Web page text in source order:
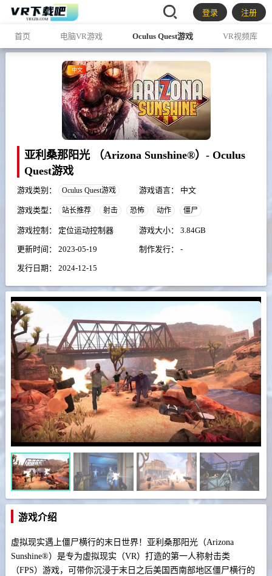
登录 注册
首页 电脑VR游戏 Oculus Quest游戏 VR视频库
中文
亚利桑那阳光 （Arizona Sunshine®）- Oculus
Quest游戏
游戏类别： Oculus Quest游戏 游戏语言： 中文
游戏类型： 站长推荐 射击 恐怖 动作 僵尸
游戏控制： 定位运动控制器 游戏大小： 3.84GB
更新时间： 2023-05-19 制作发行： -
发行日期： 2024-12-15
游戏介绍
虚拟现实遇上僵尸横行的末日世界！亚利桑那阳光（Arizona
Sunshine®）是专为虚拟现实（VR）打造的第一人称射击类
（FPS）游戏，可带你沉浸于末日之后美国西南部地区僵尸横行的